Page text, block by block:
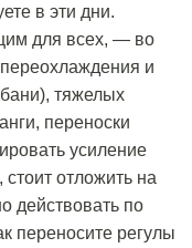
в эти дни.
для всех, — во
и
тяжелых
переноски
усиление
отложить на
действовать по
переносите регулы